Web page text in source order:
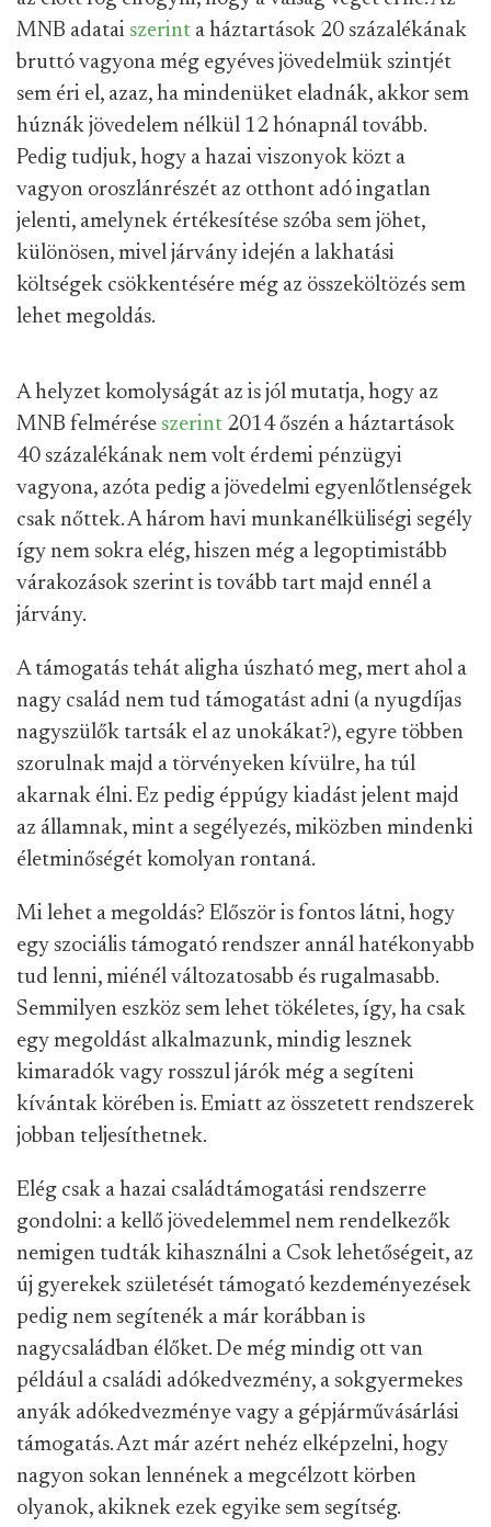
MNB adatai szerint a háztartások 20 százalékának
bruttó vagyona még egyéves jövedelmük szintjét
sem éri el, azaz, ha mindenüket eladnák, akkor sem
húznák jövedelem nélkül 12 hónapnál tovább.
Pedig tudjuk, hogy a hazai viszonyok közt a
vagyon oroszlánrészét az otthont adó ingatlan
jelenti, amelynek értékesítése szóba sem jöhet,
különösen, mivel járvány idején a lakhatási
költségek csökkentésére még az összeköltözés sem
lehet megoldás.
A helyzet komolyságát az is jól mutatja, hogy az
MNB felmérése szerint 2014 őszén a háztartások
40 százalékának nem volt érdemi pénzügyi
vagyona, azóta pedig a jövedelmi egyenlőtlenségek
csak nőttek. A három havi munkanélküliségi segély
így nem sokra elég, hiszen még a legoptimistább
várakozások szerint is tovább tart majd ennél a
járvány.
A támogatás tehát aligha úszható meg, mert ahol a
nagy család nem tud támogatást adni (a nyugdíjas
nagyszülők tartsák el az unokákat?), egyre többen
szorulnak majd a törvényeken kívülre, ha túl
akarnak élni. Ez pedig éppúgy kiadást jelent majd
az államnak, mint a segélyezés, miközben mindenki
életminőségét komolyan rontaná.
Mi lehet a megoldás? Először is fontos látni, hogy
egy szociális támogató rendszer annál hatékonyabb
tud lenni, miénél változatosabb és rugalmasabb.
Semmilyen eszköz sem lehet tökéletes, így, ha csak
egy megoldást alkalmazunk, mindig lesznek
kimaradók vagy rosszul járók még a segíteni
kívántak körében is. Emiatt az összetett rendszerek
jobban teljesíthetnek.
Elég csak a hazai családtámogatási rendszerre
gondolni: a kellő jövedelemmel nem rendelkezők
nemigen tudták kihasználni a Csok lehetőségeit, az
új gyerekek születését támogató kezdeményezések
pedig nem segítenék a már korábban is
nagycsaládban élőket. De még mindig ott van
például a családi adókedvezmény, a sokgyermekes
anyák adókedvezménye vagy a gépjárművásárlási
támogatás. Azt már azért nehéz elképzelni, hogy
nagyon sokan lennének a megcélzott körben
olyanok, akiknek ezek egyike sem segítség.